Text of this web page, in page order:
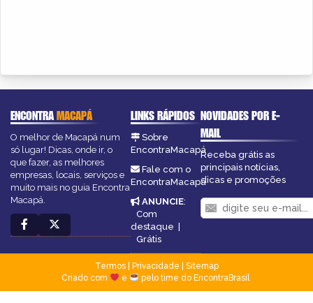
ENCONTRAMACAPÁ
O melhor de Macapá num
só lugar! Dicas, onde ir, o
que fazer, as melhores
empresas, locais, serviços e
muito mais no guia Encontra
Macapá.
LINKS RÁPIDOS
Sobre
EncontraMacapá
Fale com o
EncontraMacapá
ANUNCIE:
Com
destaque
Grátis
NOVIDADES POR E-
MAIL
Receba grátis as
principais notícias,
dicas e promoções
Termos| Privacidade
Sitemap
Criado com
e pelo time do EncontraBrasil